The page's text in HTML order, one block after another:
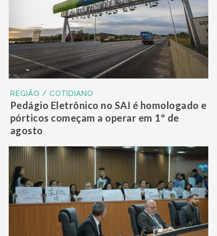
REGIÃO / COTIDIANO
Pedágio Eletrônico no SAI é homologado e
pórticos começam a operar em 1º de
agosto